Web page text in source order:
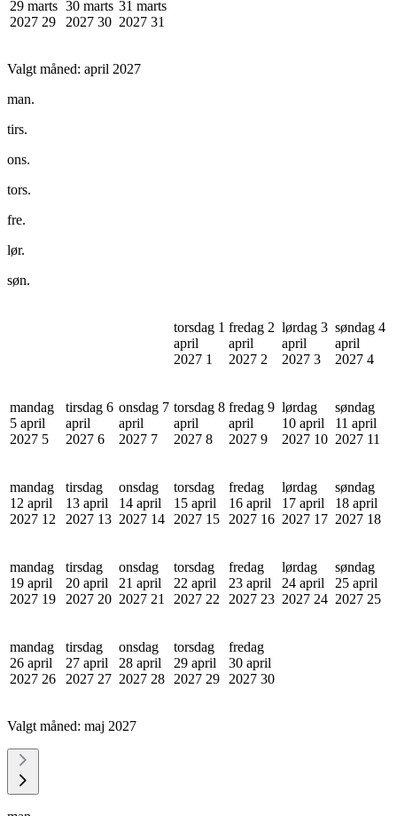
29 marts
2027 29
30 marts
2027 30
31 marts
2027 31
Valgt måned: april 2027
man.
tirs.
ons.
tors.
fre.
lør.
søn.
torsdag 1
april
2027 1
fredag 2
april
2027 2
lørdag 3
april
2027 3
søndag 4
april
2027 4
mandag
5 april
2027 5
tirsdag 6
april
2027 6
onsdag 7
april
2027 7
torsdag 8
april
2027 8
fredag 9
april
2027 9
lørdag
10 april
2027 10
søndag
11 april
2027 11
mandag
12 april
2027 12
tirsdag
13 april
2027 13
onsdag
14 april
2027 14
torsdag
15 april
2027 15
fredag
16 april
2027 16
lørdag
17 april
2027 17
søndag
18 april
2027 18
mandag
19 april
2027 19
tirsdag
20 april
2027 20
onsdag
21 april
2027 21
torsdag
22 april
2027 22
fredag
23 april
2027 23
lørdag
24 april
2027 24
søndag
25 april
2027 25
mandag
26 april
2027 26
tirsdag
27 april
2027 27
onsdag
28 april
2027 28
torsdag
29 april
2027 29
fredag
30 april
2027 30
Valgt måned: maj 2027